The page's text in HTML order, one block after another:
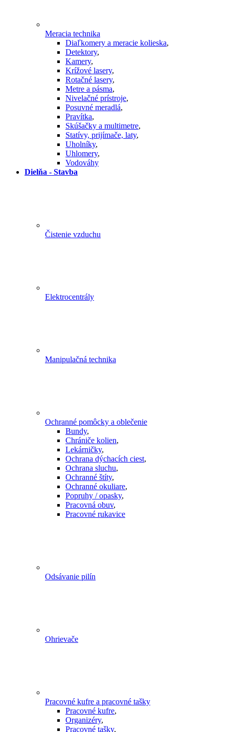
Meracia technika
Diaľkomery a meracie kolieska,
Detektory,
Kamery,
Krížové lasery,
Rotačné lasery,
Metre a pásma,
Nivelačné prístroje,
Posuvné meradlá,
Pravítka,
Skúšačky a multimetre,
Statívy, prijímače, laty,
Uholníky,
Uhlomery,
Vodováhy
Dielňa - Stavba
Čistenie vzduchu
Elektrocentrály
Manipulačná technika
Ochranné pomôcky a oblečenie
Bundy,
Chrániče kolien,
Lekárničky,
Ochrana dýchacích ciest,
Ochrana sluchu,
Ochranné štíty,
Ochranné okuliare,
Popruhy / opasky,
Pracovná obuv,
Pracovné rukavice
Odsávanie pilín
Ohrievače
Pracovné kufre a pracovné tašky
Pracovné kufre,
Organizéry,
Pracovné tašky,